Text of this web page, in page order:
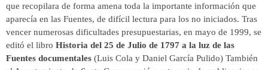
que recopilara de forma amena toda la importante información que
aparecía en las Fuentes, de difícil lectura para los no iniciados. Tras
vencer numerosas dificultades presupuestarias, en mayo de 1999, se
editó el libro Historia del 25 de Julio de 1797 a la luz de las
Fuentes documentales (Luis Cola y Daniel García Pulido) También